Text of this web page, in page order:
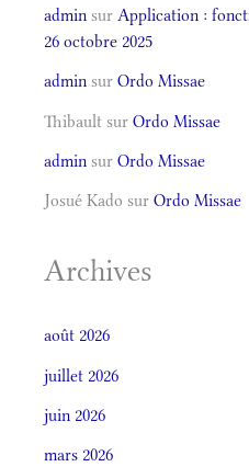
admin sur Application :
26 octobre 2025
admin sur Ordo Missae
Thibault sur Ordo Missae
admin sur Ordo Missae
Josué Kado sur Ordo Missae
Archives
août 2026
juillet 2026
juin 2026
mars 2026